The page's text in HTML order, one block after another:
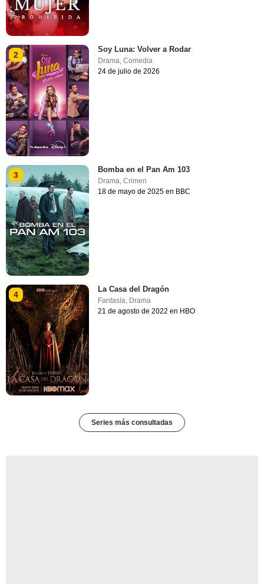
2
Soy Luna: Volver a Rodar
Drama,Comedia
24 de julio de 2026
3
Bomba en el Pan Am 103
Drama ,Crimen
18 de mayo de 2025 en BBC
4
La Casa del Dragón
Fantasía, Drama
21 de agosto de 2022 en HBO
Series más consultadas